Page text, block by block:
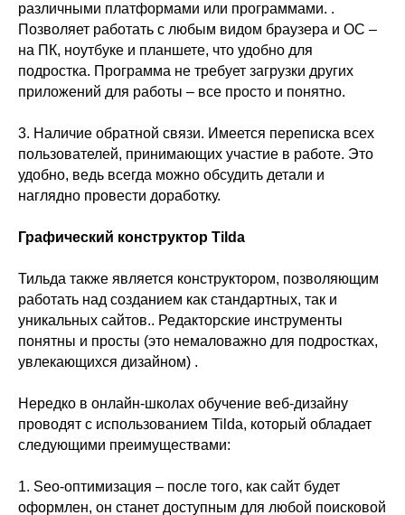
различными платформами или программами. .
Позволяет работать с любым видом браузера и ОС –
на ПК, ноутбуке и планшете, что удобно для
подростка. Программа не требует загрузки других
приложений для работы – все просто и понятно.
3. Наличие обратной связи. Имеется переписка всех
пользователей, принимающих участие в работе. Это
удобно, ведь всегда можно обсудить детали и
наглядно провести доработку.
Графический конструктор Tilda
Тильда также является конструктором, позволяющим
работать над созданием как стандартных, так и
уникальных сайтов.. Редакторские инструменты
понятны и просты (это немаловажно для подростках,
увлекающихся дизайном) .
Нередко в онлайн-школах обучение веб-дизайну
проводят с использованием Tilda, который обладает
следующими преимуществами:
1. Seo-оптимизация – после того, как сайт будет
оформлен, он станет доступным для любой поисковой